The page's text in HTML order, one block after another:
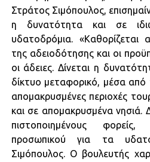
Στράτος Σιμόπουλος,
η δυνατότητα και σε
υδατοδρόμια. «Καθορίζεται
της αδειοδότησης και οι
οι άδειες. Δίνεται η
δίκτυο μεταφορικό, μέσα
απομακρυσμένες περιοχές
και σε απομακρυσμένα νησιά.
πιστοποιημένους
προσωπικού για τα
Σιμόπουλος. Ο βουλευτής